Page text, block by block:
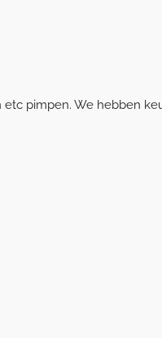
pimpen. We hebben